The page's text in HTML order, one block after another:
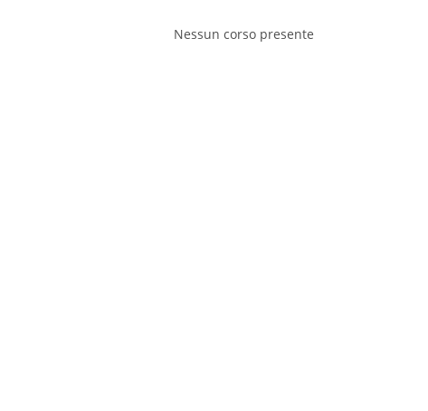
Nessun corso presente